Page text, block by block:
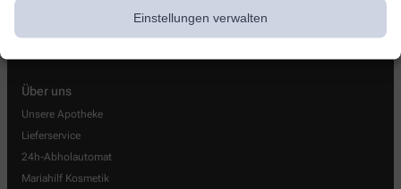
Einstellungen verwalten
kontakt@mariahilf-apotheke.de
Über uns
Unsere Apotheke
Lieferservice
24h-Abholautomat
Mariahilf Kosmetik